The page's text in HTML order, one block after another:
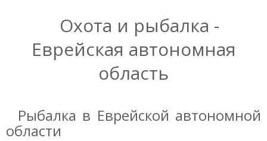
Охота и рыбалка -
Еврейская автономная
область
Рыбалка в Еврейской автономной
области